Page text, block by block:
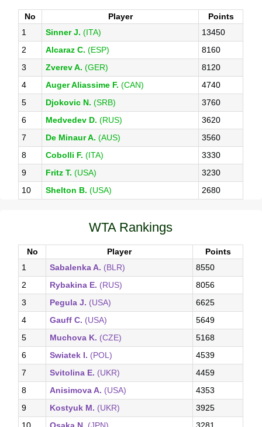
No Player
Points
1
Sinner J. (ITA)
13450
2
Alcaraz C. (ESP)
8160
3
Zverev A. (GER)
8120
4
Auger Aliassime F. (CAN)
4740
5
Djokovic N. (SRB)
3760
6
Medvedev D. (RUS)
3620
7
De Minaur A. (AUS)
3560
8
Cobolli F. (ITA)
3330
9
Fritz T. (USA)
3230
10
Shelton B. (USA) 2680
WTA Rankings
No Player
Points
1
Sabalenka A. (BLR)
8550
2
Rybakina E. (RUS)
8056
3
Pegula J. (USA)
6625
4
Gauff C. (USA)
5649
5
Muchova K. (CZE)
5168
6
Swiatek I. (POL)
4539
7
Svitolina E. (UKR)
4459
8
Anisimova A. (USA)
4353
9
Kostyuk M. (UKR)
3925